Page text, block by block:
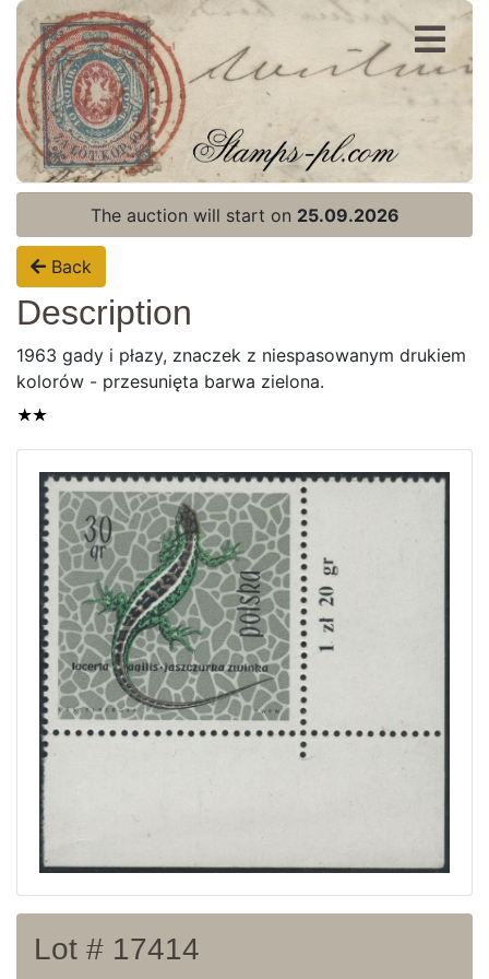
Register
Login
Home page
Current auction
Recent result
Archive
Regulation
Contact
The auction will start on 25.09.2026
Back
Description
1963 gady i płazy, znaczek z niespasowanym drukiem
kolorów - przesunięta barwa zielona.
Lot # 17414